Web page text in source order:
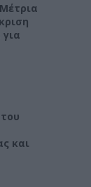
και